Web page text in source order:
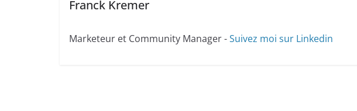
Franck Kremer
Marketeur et Community Manager -Suivez moi sur Linkedin